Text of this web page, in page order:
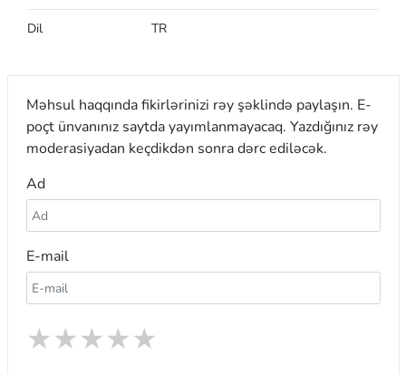
Dil TR
Məhsul haqqında fikirlərinizi rəy şəklində paylaşın. E-
poçt ünvanınız saytda yayımlanmayacaq. Yazdığınız rəy
moderasiyadan keçdikdən sonra dərc ediləcək.
Ad
E-mail
★
★
★
★
★